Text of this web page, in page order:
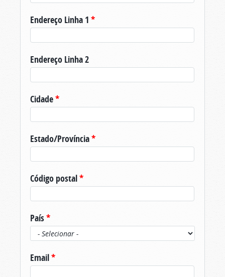
Endereço Linha 1 *
Endereço Linha 2
Cidade*
Estado/Província*
Código postal*
País*
Email*